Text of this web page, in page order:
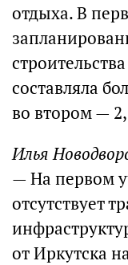
отдыха. В
составляла
во втором —
Илья
— На первом
отсутствует
от Иркутска